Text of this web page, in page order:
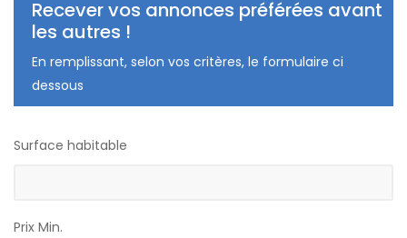
Recever vos annonces préférées avant
les autres !
En remplissant, selon vos critères, le formulaire ci
dessous
Surface habitable
Prix Min.